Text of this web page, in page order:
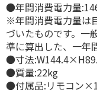
●年間消費電力量
※年間消費電力量は
づいたものです。一
準に算出した、一年
●寸法
●質量:22kg
●付属品:リモコン